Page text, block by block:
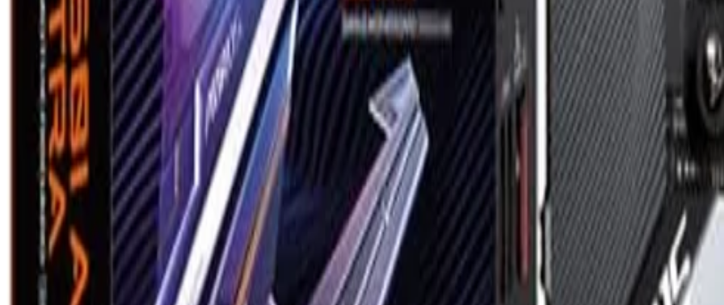
Produktdetails
Produktinformationen
Produkttyp
Mainboards
Im Angebot seit
01.01.2023
Generelle Merkmale
Formfaktor
Mini-ITX
Kapazität (maximal)
96 GB
Anzahl Arbeitsspeicher-Slots
2
Spezifikation
PC5-41600